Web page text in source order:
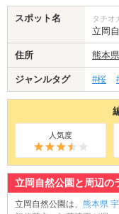
スポット名 タチオ
立岡
住所 熊本県
ジャンルタグ #桜
人気度
立岡自然公園と周辺の
立岡自然公園は、 熊本県